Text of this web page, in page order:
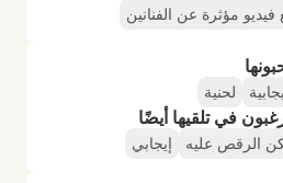
مؤثرة عن الفنانين
لحنية
في تلقيها أيضًا
الرقص عليه إيجابي